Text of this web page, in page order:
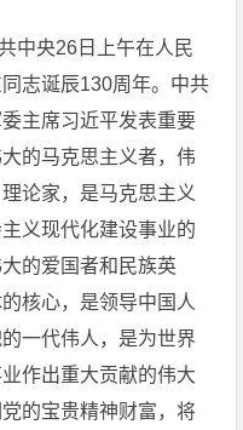
中央26日上午在人民
志诞辰130周年。中共
主席习近平发表重要
的马克思主义者，伟
论家，是马克思主义
义现代化建设事业的
的爱国者和民族英
核心，是领导中国人
一代伟人，是为世界
作出重大贡献的伟大
的宝贵精神财富，将